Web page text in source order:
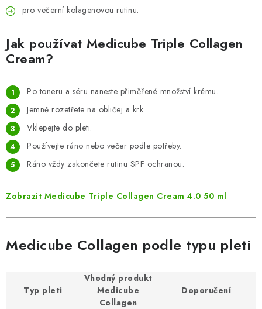
pro večerní kolagenovou rutinu.
Jak používat Medicube Triple Collagen
Cream?
Po toneru a séru naneste přiměřené množství krému.
Jemně rozetřete na obličej a krk.
Vklepejte do pleti.
Používejte ráno nebo večer podle potřeby.
Ráno vždy zakončete rutinu SPF ochranou.
Zobrazit Medicube Triple Collagen Cream 4.0 50 ml
Medicube Collagen podle typu pleti
Typ pleti
Vhodný produkt
Medicube
Collagen
Doporučení